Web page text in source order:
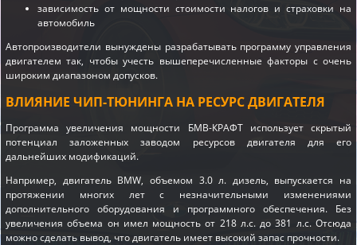
зависимость от мощности стоимости налогов и страховки на
автомобиль
Автопроизводители вынуждены разрабатывать программу управления
двигателем так, чтобы учесть вышеперечисленные факторы с очень
широким диапазоном допусков.
ВЛИЯНИЕ ЧИП-ТЮНИНГА НА РЕСУРС ДВИГАТЕЛЯ
Программа увеличения мощности БМВ-КРАФТ использует скрытый
потенциал заложенных заводом ресурсов двигателя для его
дальнейших модификаций.
Например, двигатель BMW, объемом 3.0 л. дизель, выпускается на
протяжении многих лет с незначительными изменениями
дополнительного оборудования и программного обеспечения. Без
увеличения объема он имел мощность от 218 л.с. до 381 л.с. Отсюда
можно сделать вывод, что двигатель имеет высокий запас прочности.